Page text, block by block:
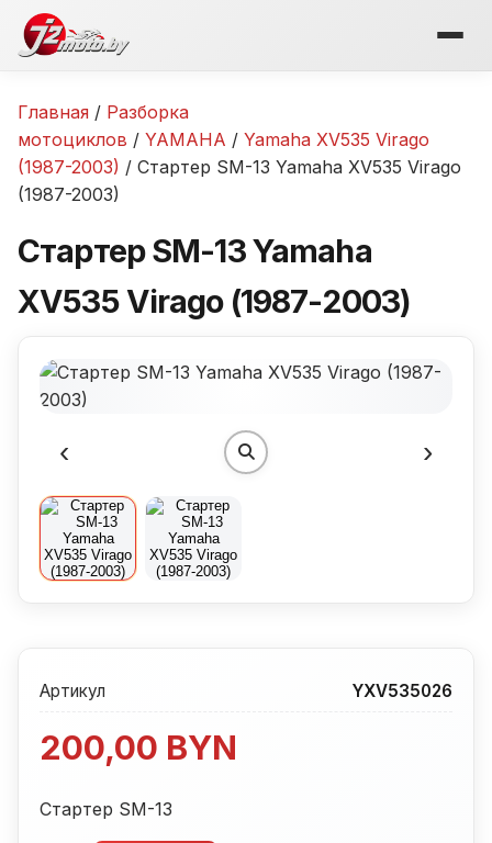
Перейти
Главная / Разборка
мотоциклов / YAMAHA / Yamaha XV535 Virago
(1987-2003) / Стартер SM-13 Yamaha XV535 Virago
(1987-2003)
Стартер SM-13 Yamaha
XV535 Virago (1987-2003)
‹ ›
Артикул YXV535026
200,00 BYN
Стартер SM-13